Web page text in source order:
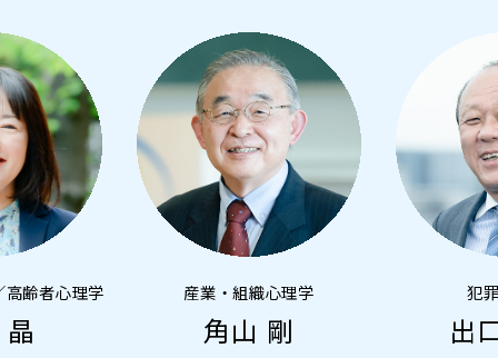
齢者心理学 産業・組織心理学
角山 剛
犯
出